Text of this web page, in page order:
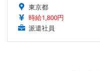
東京都
時給1,800円
派遣社員